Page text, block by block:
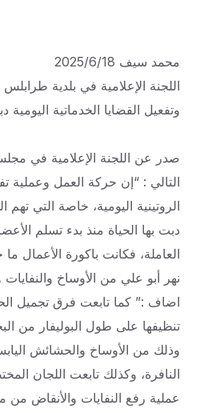
محمد سيف 2025/6/18
اللجنة الإعلامية في بلدية
وتفعيل القضايا الخدماتية اليومية
صدر عن اللجنة الإعلامية في
التالي : “إن حركة العمل وعملية
الروتينية اليومية، خاصة التي
دبت بها الحياة منذ بدء تسلم
العاملة، فكانت باكورة
نهر أبو علي من الأوساخ والنفايات
اضاف :” كما تابعت فرق تجميل
تنظيفها على طول البوليفار من
وذلك من الأوساخ والحشائش
النافرة، وكذلك تابعت اللجان
عملية رفع النفايات والأنقاض